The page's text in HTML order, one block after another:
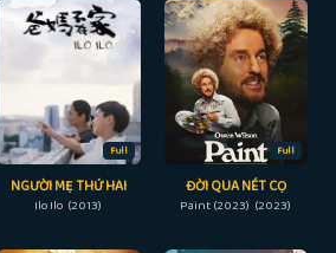
Full
NGƯỜI MẸ THỨ HAI
Ilo Ilo (2013)
Full
ĐỜI QUA NÉT CỌ
Paint (2023) (2023)